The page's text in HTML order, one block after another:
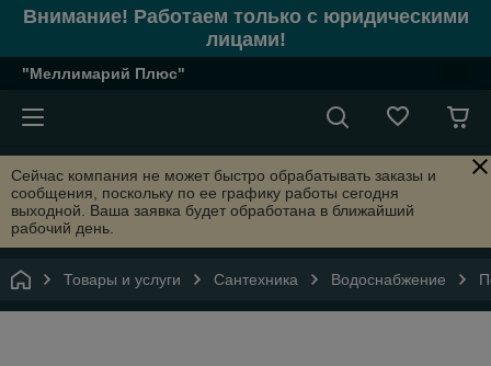
Внимание! Работаем только с юридическими
лицами!
"Меллимарий Плюс"
Сейчас компания не может быстро обрабатывать заказы и
сообщения, поскольку по ее графику работы сегодня
выходной. Ваша заявка будет обработана в ближайший
рабочий день.
Товары и услуги Сантехника Водоснабжение